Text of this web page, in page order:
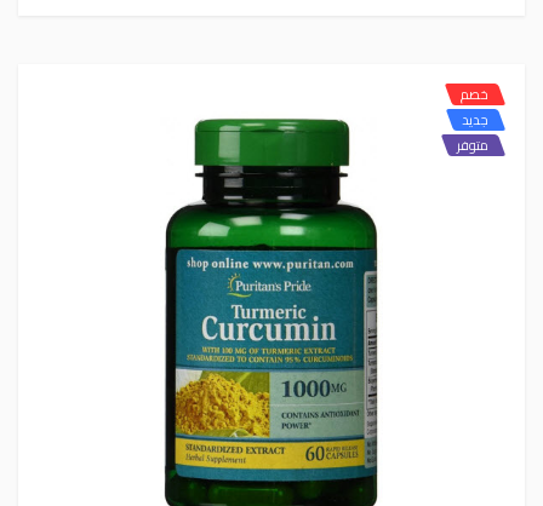
خصم
جديد
متوفر